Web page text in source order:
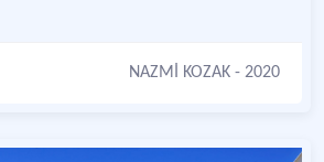
NAZMİ KOZAK - 2020